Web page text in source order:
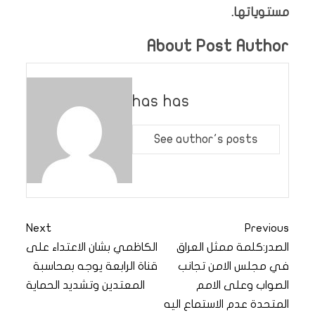
مستوياتها.
About Post Author
has has
See author's posts
Previous
الصدر:كلمة ممثل العراق
في مجلس الامن تجانب
الصواب وعلى الامم
المتحدة عدم الاستماع اليه
Next
الكاظمي بشان الاعتداء على
قناة الرابعة يوجه بمحاسبة
المعتدين وتشديد الحماية